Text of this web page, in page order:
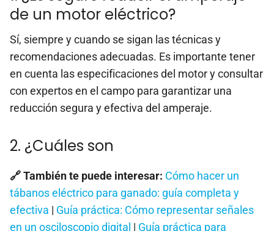
de un motor eléctrico?
Sí, siempre y cuando se sigan las técnicas y
recomendaciones adecuadas. Es importante tener
en cuenta las especificaciones del motor y consultar
con expertos en el campo para garantizar una
reducción segura y efectiva del amperaje.
2. ¿Cuáles son
🔗 También te puede interesar: Cómo hacer un
tábanos eléctrico para ganado: guía completa y
efectiva | Guía práctica: Cómo representar señales
en un osciloscopio digital | Guía práctica para